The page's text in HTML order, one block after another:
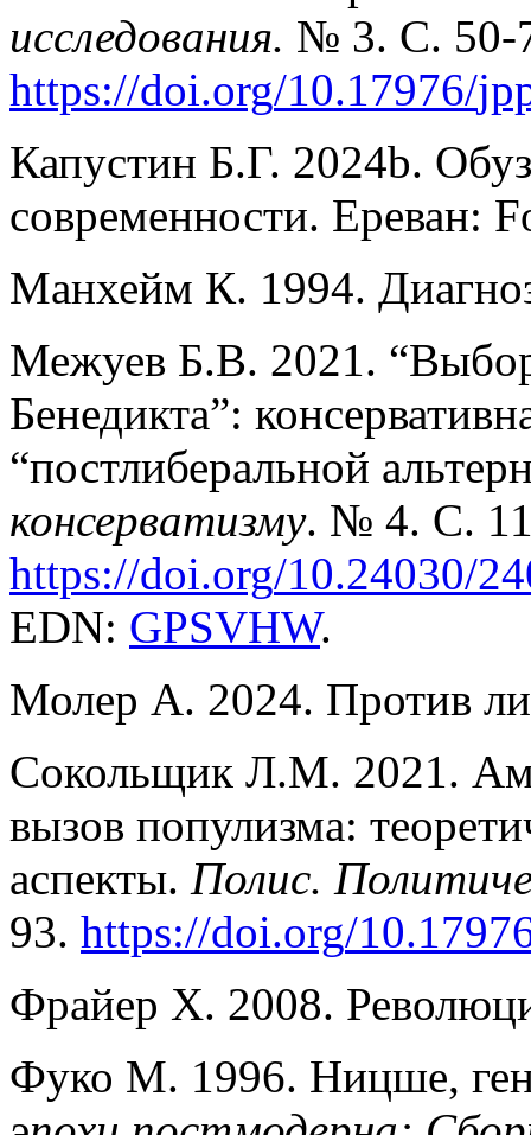
исследования. № 3. С. 50-
https://doi.org/10.17976/
Капустин Б.Г. 2024b.
современности. Ереван:
Манхейм К. 1994.
Межуев Б.В. 2021.
Бенедикта”:
“постлиберальной
консерватизму. № 4. С.
https://doi.org/10.24030/
EDN: GPSVHW.
Молер А. 2024. Против
Сокольщик Л.М. 2021.
вызов популизма:
аспекты. Полис.
93. https://doi.org/
Фрайер Х. 2008.
Фуко М. 1996. Ницше,